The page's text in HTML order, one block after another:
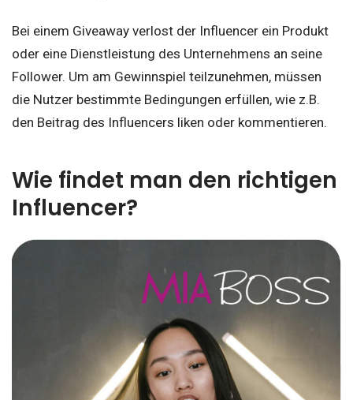
Bei einem Giveaway verlost der Influencer ein Produkt
oder eine Dienstleistung des Unternehmens an seine
Follower. Um am Gewinnspiel teilzunehmen, müssen
die Nutzer bestimmte Bedingungen erfüllen, wie z.B.
den Beitrag des Influencers liken oder kommentieren.
Wie findet man den richtigen
Influencer?